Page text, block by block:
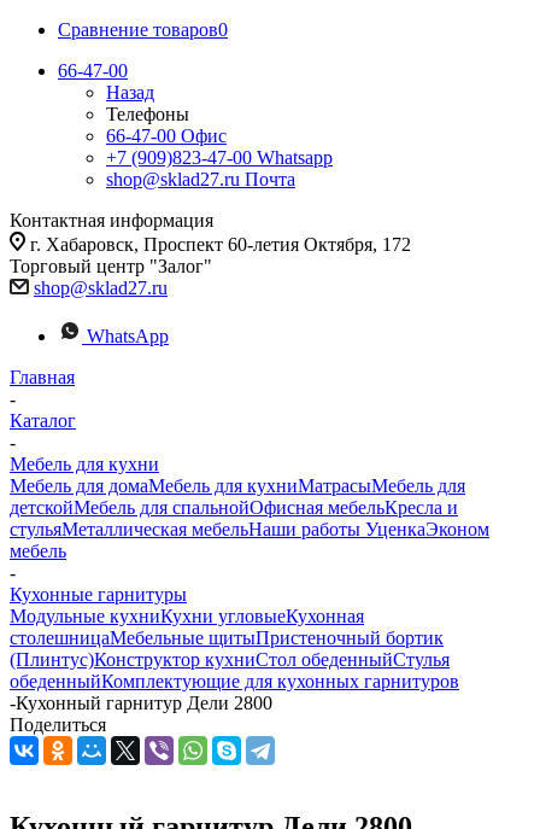
Сравнение товаров0
66-47-00
Назад
Телефоны
66-47-00 Офис
+7 (909)823-47-00 Whatsapp
shop@sklad27.ru Почта
Контактная информация
г. Хабаровск, Проспект 60-летия Октября, 172
Торговый центр "Залог"
shop@sklad27.ru
WhatsApp
Главная
-
Каталог
-
Мебель для кухни
Мебель для домаМебель для кухниМатраcыМебель для
детскойМебель для спальнойОфисная мебельКресла и
стульяМеталлическая мебельНаши работы УценкаЭконом
мебель
-
Кухонные гарнитуры
Модульные кухниКухни угловыеКухонная
столешницаМебельные щитыПристеночный бортик
(Плинтус)Конструктор кухниСтол обеденныйСтулья
обеденныйКомплектующие для кухонных гарнитуров
-Кухонный гарнитур Дели 2800
Поделиться